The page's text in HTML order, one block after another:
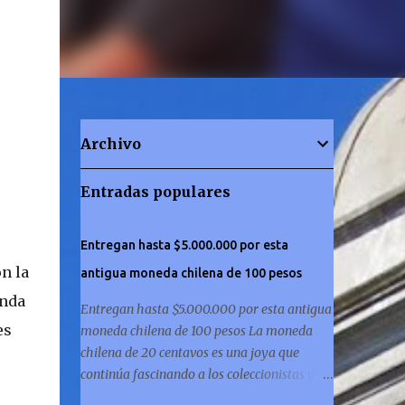
la
Archivo
Entradas populares
Entregan hasta $5.000.000 por esta
antigua moneda chilena de 100 pesos
Entregan hasta $5.000.000 por esta antigua
moneda chilena de 100 pesos La moneda
chilena de 20 centavos es una joya que
continúa fascinando a los coleccionistas y a